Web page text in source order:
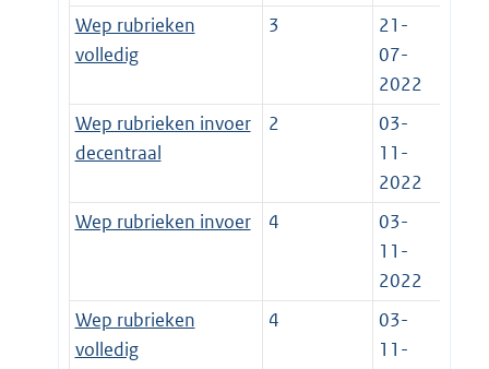
Wep rubrieken
volledig
3
21-
07-
2022
Wep rubrieken invoer
decentraal
2
03-
11-
2022
Wep rubrieken invoer
4
03-
11-
2022
Wep rubrieken
volledig
4
03-
11-